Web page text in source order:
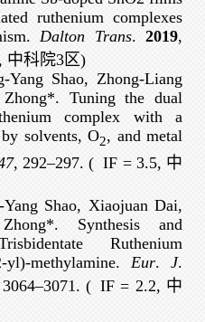
ruthenium complexes
Dalton Trans.2019,
中科院3区)
Yang Shao, Zhong-Liang
Tuning the dual
complex with a
solvents, O2, and metal
, 292–297. ( IF = 3.5, 中
Shao, Xiaojuan Dai,
Synthesis and
Ruthenium
methylamine. Eur. J.
( IF = 2.2, 中